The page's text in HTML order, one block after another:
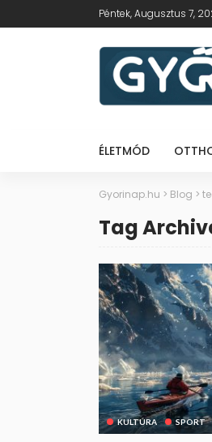
Péntek, Augusztus 7,
ÉLETMÓD
Gyorinap.hu > Blog >
Tag
KULTÚRA SPORT